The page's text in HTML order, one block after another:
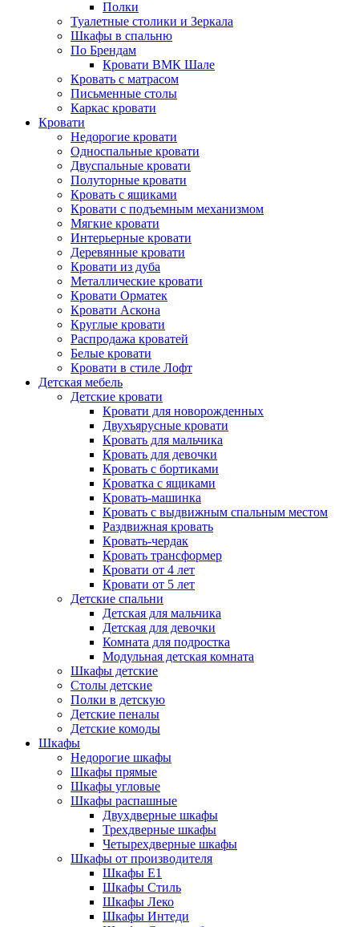
Полки
Туалетные столики и Зеркала
Шкафы в спальню
По Брендам
Кровати ВМК Шале
Кровать с матрасом
Письменные столы
Каркас кровати
Кровати
Недорогие кровати
Односпальные кровати
Двуспальные кровати
Полуторные кровати
Кровать с ящиками
Кровати с подъемным механизмом
Мягкие кровати
Интерьерные кровати
Деревянные кровати
Кровати из дуба
Металлические кровати
Кровати Орматек
Кровати Аскона
Круглые кровати
Распродажа кроватей
Белые кровати
Кровати в стиле Лофт
Детская мебель
Детские кровати
Кровати для новорожденных
Двухъярусные кровати
Кровать для мальчика
Кровать для девочки
Кровать с бортиками
Кроватка с ящиками
Кровать-машинка
Кровать с выдвижным спальным местом
Раздвижная кровать
Кровать-чердак
Кровать трансформер
Кровати от 4 лет
Кровати от 5 лет
Детские спальни
Детская для мальчика
Детская для девочки
Комната для подростка
Модульная детская комната
Шкафы детские
Столы детские
Полки в детскую
Детские пеналы
Детские комоды
Шкафы
Недорогие шкафы
Шкафы прямые
Шкафы угловые
Шкафы распашные
Двухдверные шкафы
Трехдверные шкафы
Четырехдверные шкафы
Шкафы от производителя
Шкафы E1
Шкафы Стиль
Шкафы Леко
Шкафы Интеди